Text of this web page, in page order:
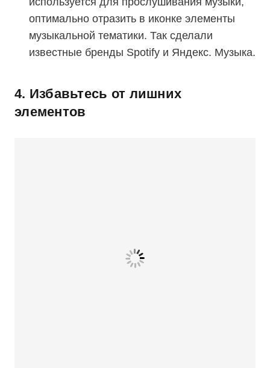
оптимально отразить в иконке элементы
музыкальной тематики. Так сделали
известные бренды Spotify и Яндекс. Музыка.
4. Избавьтесь от лишних
элементов